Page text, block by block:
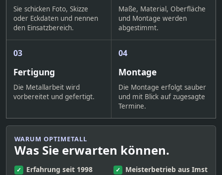
Sie schicken Foto, Skizze
oder Eckdaten und nennen
den Einsatzbereich.
Maße, Material, Oberfläche
und Montage werden
abgestimmt.
03
Fertigung
Die Metallarbeit wird
vorbereitet und gefertigt.
04
Montage
Die Montage erfolgt sauber
und mit Blick auf zugesagte
Termine.
WARUM OPTIMETALL
Was Sie erwarten können.
Erfahrung seit 1998
Meisterbetrieb aus Imst